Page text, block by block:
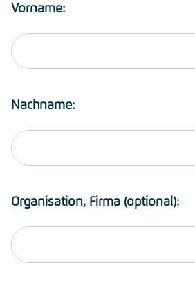
Vorname:
Nachname:
Organisation, Firma (optional):